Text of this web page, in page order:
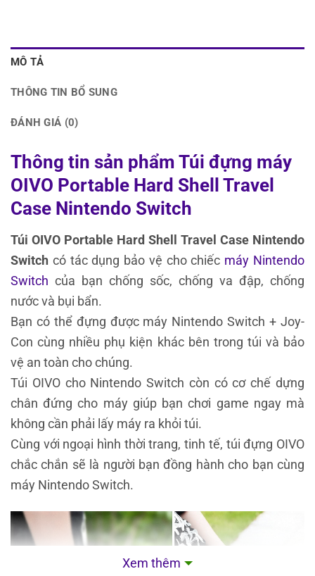
MÔ TẢ
THÔNG TIN BỔ SUNG
ĐÁNH GIÁ (0)
Thông tin sản phẩm Túi đựng máy
OIVO Portable Hard Shell Travel
Case Nintendo Switch
Túi OIVO Portable Hard Shell Travel Case Nintendo
Switch có tác dụng bảo vệ cho chiếc máy Nintendo
Switch của bạn chống sốc, chống va đập, chống
nước và bụi bẩn.
Bạn có thể đựng được máy Nintendo Switch + Joy-
Con cùng nhiều phụ kiện khác bên trong túi và bảo
vệ an toàn cho chúng.
Túi OIVO cho Nintendo Switch còn có cơ chế dựng
chân đứng cho máy giúp bạn chơi game ngay mà
không cần phải lấy máy ra khỏi túi.
Cùng với ngoại hình thời trang, tinh tế, túi đựng OIVO
chắc chắn sẽ là người bạn đồng hành cho bạn cùng
máy Nintendo Switch.
Xem thêm